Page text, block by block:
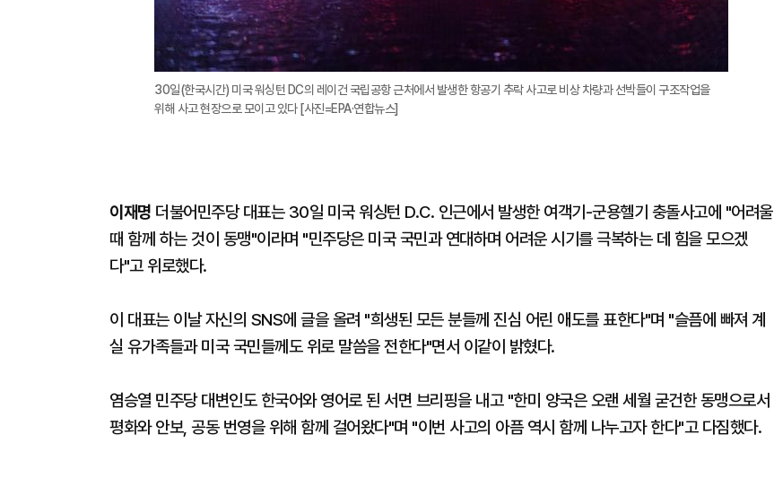
30일(한국시간) 미국 워싱턴 DC의 레이건 국립공항 근처에서 발생한 항공기 추락 사고로 비상 차량과 선박들이 구조작업을
위해 사고 현장으로 모이고 있다 [사진=EPA·연합뉴스]
이재명 더불어민주당 대표는 30일 미국 워싱턴 D.C. 인근에서 발생한 여객기-군용헬기 충돌사고에 "어려울
때 함께 하는 것이 동맹"이라며 "민주당은 미국 국민과 연대하며 어려운 시기를 극복하는 데 힘을 모으겠
다"고 위로했다.
이 대표는 이날 자신의 SNS에 글을 올려 "희생된 모든 분들께 진심 어린 애도를 표한다"며 "슬픔에 빠져 계
실 유가족들과 미국 국민들께도 위로 말씀을 전한다"면서 이같이 밝혔다.
염승열 민주당 대변인도 한국어와 영어로 된 서면 브리핑을 내고 "한미 양국은 오랜 세월 굳건한 동맹으로서
평화와 안보, 공동 번영을 위해 함께 걸어왔다"며 "이번 사고의 아픔 역시 함께 나누고자 한다"고 다짐했다.